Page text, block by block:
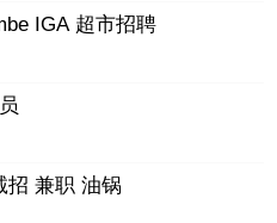
IGA 超市招聘
招 兼职 油锅